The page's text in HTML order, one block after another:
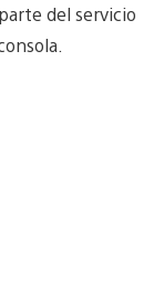
del servicio